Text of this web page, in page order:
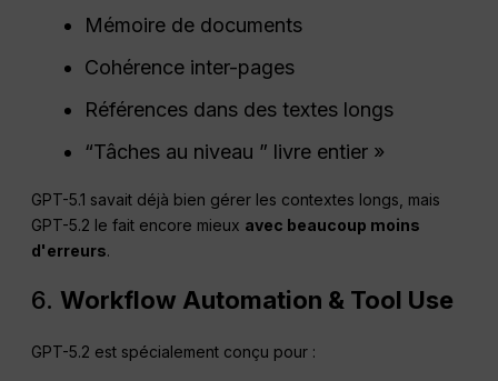
Mémoire de documents
Cohérence inter-pages
Références dans des textes longs
“Tâches au niveau ” livre entier »
GPT-5.1 savait déjà bien gérer les contextes longs, mais
GPT-5.2 le fait encore mieux avec beaucoup moins
d'erreurs.
6.Workflow Automation & Tool Use
GPT-5.2 est spécialement conçu pour :